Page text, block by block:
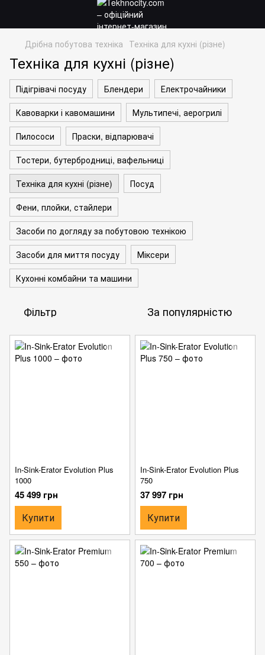
Дрібна побутова техніка Техніка для кухні (різне)
Техніка для кухні (різне)
Підігрівачі посуду Блендери
Електрочайники
Кавоварки і кавомашини
Мультипечі, аерогрилі
Пилососи
Праски, відпарювачі
Тостери, бутербродниці, вафельниці
Техніка для кухні (різне)
Посуд
Фени, плойки, стайлери
Засоби по догляду за побутовою технікою
Засоби для миття посуду
Міксери
Кухонні комбайни та машини
Фільтр За популярністю
In-Sink-Erator Evolution Plus
1000
45 499 грн
Купити
In-Sink-Erator Evolution Plus
750
37 997 грн
Купити